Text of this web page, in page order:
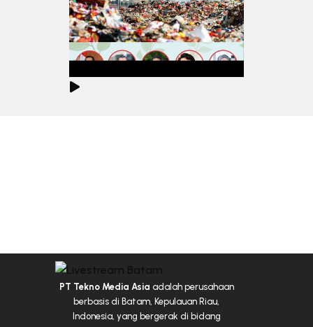
PT Tekno Media Asia adalah perusahaan
berbasis di Batam, Kepulauan Riau,
Indonesia, yang bergerak di bidang